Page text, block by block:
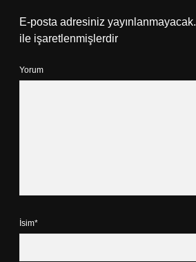
E-posta adresiniz yayınlanmayacak.
ile işaretlenmişlerdir
Yorum
İsim*